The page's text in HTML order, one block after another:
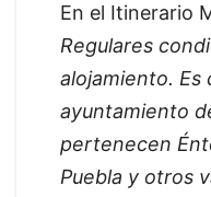
En el Itinerario
Regulares
alojamiento. Es
ayuntamiento
pertenecen
Puebla y otros